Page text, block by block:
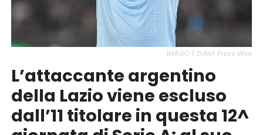
IMAGO / ZUMA Press Wire
L’attaccante argentino
della Lazio viene escluso
dall’11 titolare in questa 12^